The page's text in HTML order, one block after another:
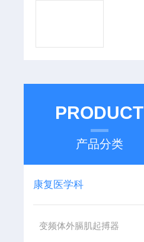
PRODUCT
产品分类
康复医学科
变频体外膈肌起搏器